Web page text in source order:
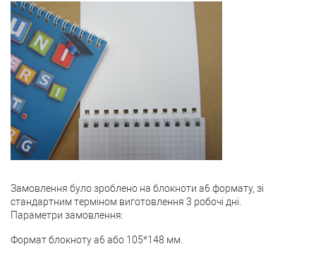
Замовлення було зроблено на блокноти а6 формату, зі
стандартним терміном виготовлення 3 робочі дні.
Параметри замовлення:
Формат блокноту а6 або 105*148 мм.